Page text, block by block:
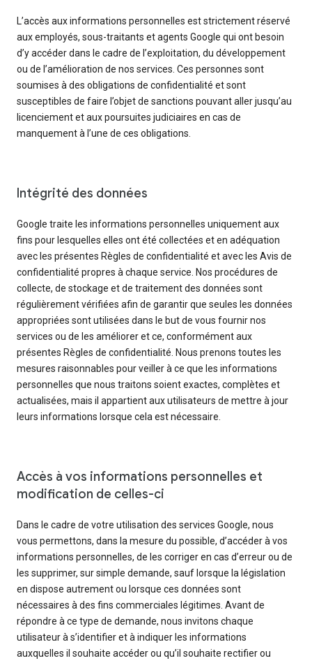
L’accès aux informations personnelles est strictement réservé
aux employés, sous-traitants et agents Google qui ont besoin
d’y accéder dans le cadre de l’exploitation, du développement
ou de l’amélioration de nos services. Ces personnes sont
soumises à des obligations de confidentialité et sont
susceptibles de faire l’objet de sanctions pouvant aller jusqu’au
licenciement et aux poursuites judiciaires en cas de
manquement à l’une de ces obligations.
Intégrité des données
Google traite les informations personnelles uniquement aux
fins pour lesquelles elles ont été collectées et en adéquation
avec les présentes Règles de confidentialité et avec les Avis de
confidentialité propres à chaque service. Nos procédures de
collecte, de stockage et de traitement des données sont
régulièrement vérifiées afin de garantir que seules les données
appropriées sont utilisées dans le but de vous fournir nos
services ou de les améliorer et ce, conformément aux
présentes Règles de confidentialité. Nous prenons toutes les
mesures raisonnables pour veiller à ce que les informations
personnelles que nous traitons soient exactes, complètes et
actualisées, mais il appartient aux utilisateurs de mettre à jour
leurs informations lorsque cela est nécessaire.
Accès à vos informations personnelles et
modification de celles-ci
Dans le cadre de votre utilisation des services Google, nous
vous permettons, dans la mesure du possible, d’accéder à vos
informations personnelles, de les corriger en cas d’erreur ou de
les supprimer, sur simple demande, sauf lorsque la législation
en dispose autrement ou lorsque ces données sont
nécessaires à des fins commerciales légitimes. Avant de
répondre à ce type de demande, nous invitons chaque
utilisateur à s’identifier et à indiquer les informations
auxquelles il souhaite accéder ou qu’il souhaite rectifier ou